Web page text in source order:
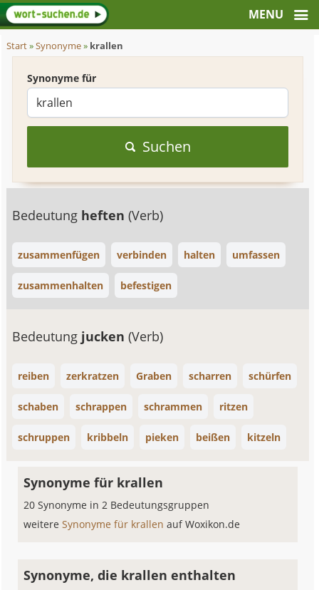
Start»Synonyme» krallen
Synonyme für
Suchen
Bedeutung heften(Verb)
zusammenfügen verbinden halten umfassen
zusammenhalten befestigen
Bedeutung jucken(Verb)
reiben zerkratzen Graben scharren schürfen
schaben schrappen schrammen ritzen
schruppen kribbeln pieken beißen kitzeln
Synonyme für krallen
20 Synonyme in 2 Bedeutungsgruppen
weitereSynonyme für krallenauf Woxikon.de
Synonyme, die krallen enthalten